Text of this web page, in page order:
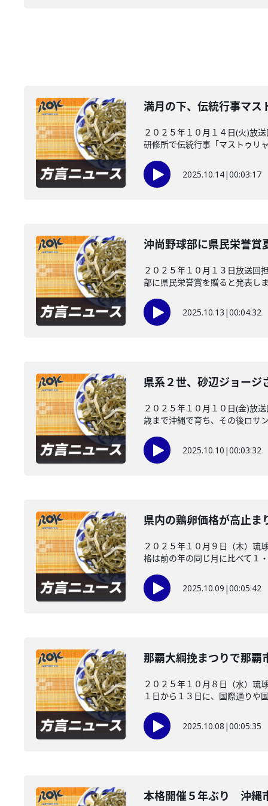
満月の下、伝統行事マ
２０２５年１０月１４日(火)放
研修所で伝統行事「マストゥリ
2025.10.14|00:03:17
沖尚野球部に県民栄誉賞
２０２５年１０月１３日放送回
部に県民栄誉賞を贈ると発表し
2025.10.13 |00:04:32
県系２世、砂辺ジョージ
２０２５年１０月１０日(金)放
歳まで沖縄で育ち、その後ロサ
2025.10.10 |00:03:32
県内の鶏卵価格が高止ま
２０２５年１０月９日（木）琉
格は前の年の同じ月に比べて１
2025.10.09 |00:05:42
那覇大綱挽まつりで那覇
２０２５年１０月８日（水）琉
１日から１３日に、国際通りや
2025.10.08 |00:05:35
本格開催５年ぶり 沖縄